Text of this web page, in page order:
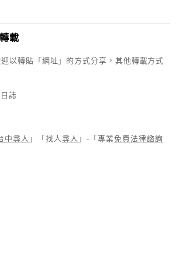
載
以轉貼「網址」的方式分享，其他轉載方式
誌
中尋人 」「找人 尋人 」-「專業免費法律諮詢